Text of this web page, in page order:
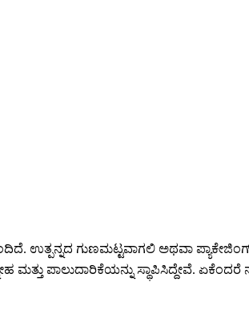
ಉತ್ಪನ್ನದ ಗುಣಮಟ್ಟವಾಗಲಿ ಅಥವಾ
ಮತ್ತು ಪಾಲುದಾರಿಕೆಯನ್ನು ಸ್ಥಾಪಿಸಿದ್ದೇವೆ.